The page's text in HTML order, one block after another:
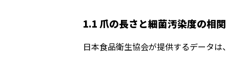
1.1 爪の長さと細菌汚染度の相
日本食品衛生協会が提供するデータ